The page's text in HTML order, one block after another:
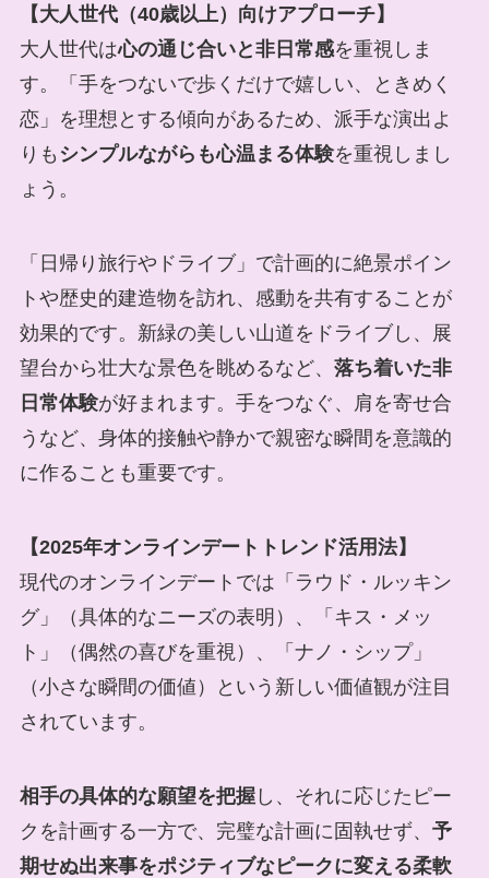
【大人世代（40歳以上）向けアプローチ】
大人世代は心の通じ合いと非日常感を重視しま
す。「手をつないで歩くだけで嬉しい、ときめく
恋」を理想とする傾向があるため、派手な演出よ
りも シンプルながらも心温まる体験を重視しまし
ょう。
「日帰り旅行やドライブ」で計画的に絶景ポイン
トや歴史的建造物を訪れ、感動を共有することが
効果的です。新緑の美しい山道をドライブし、展
望台から壮大な景色を眺めるなど、 落ち着いた非
日常体験が好まれます。手をつなぐ、肩を寄せ合
うなど、身体的接触や静かで親密な瞬間を意識的
に作ることも重要です。
【2025年オンラインデートトレンド活用法】
現代のオンラインデートでは「ラウド・ルッキン
グ」（具体的なニーズの表明）、「キス・メッ
ト」（偶然の喜びを重視）、「ナノ・シップ」
（小さな瞬間の価値）という新しい価値観が注目
されています。
相手の具体的な願望を把握し、それに応じたピー
クを計画する一方で、完璧な計画に固執せず、 予
期せぬ出来事をポジティブなピークに変える柔軟